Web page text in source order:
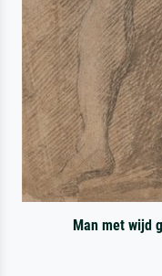
Man met wijd